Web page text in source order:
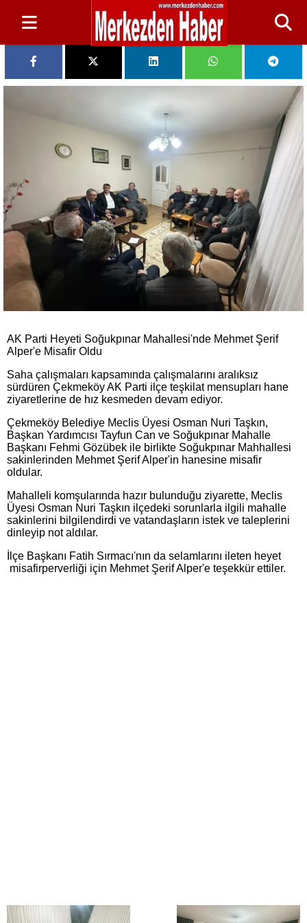
AK Parti Heyeti Soğukpınar Mahallesi'nde Mehmet Şerif
Alper'e Misafir Oldu
Saha çalışmaları kapsamında çalışmalarını aralıksız
sürdüren Çekmeköy AK Parti ilçe teşkilat mensupları hane
ziyaretlerine de hız kesmeden devam ediyor.
Çekmeköy Belediye Meclis Üyesi Osman Nuri Taşkın,
Başkan Yardımcısı Tayfun Can ve Soğukpınar Mahalle
Başkanı Fehmi Gözübek ile birlikte Soğukpınar Mahhallesi
sakinlerinden Mehmet Şerif Alper'in hanesine misafir
oldular.
Mahalleli komşularında hazır bulunduğu ziyarette, Meclis
Üyesi Osman Nuri Taşkın ilçedeki sorunlarla ilgili mahalle
sakinlerini bilgilendirdi ve vatandaşların istek ve taleplerini
dinleyip not aldılar.
İlçe Başkanı Fatih Sırmacı'nın da selamlarını ileten heyet
misafirperverliği için Mehmet Şerif Alper'e teşekkür ettiler.